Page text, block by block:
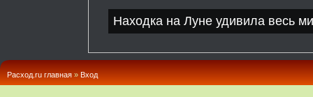
Расход.ru главная » Вход